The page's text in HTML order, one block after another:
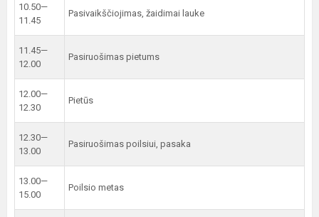
10.50—
11.45
Pasivaikščiojimas, žaidimai lauke
11.45—
12.00
Pasiruošimas pietums
12.00—
12.30
Pietūs
12.30—
13.00
Pasiruošimas poilsiui, pasaka
13.00—
15.00
Poilsio metas